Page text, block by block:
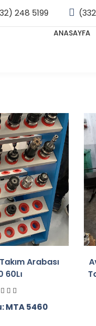
248 5199
ANASAYFA
Arabası
60Lı
MTA 5460